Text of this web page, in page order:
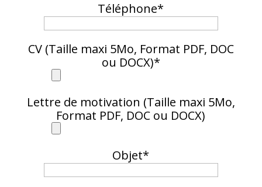
Téléphone*
CV (Taille maxi 5Mo, Format PDF, DOC
ou DOCX)*
Lettre de motivation (Taille maxi 5Mo,
Format PDF, DOC ou DOCX)
Objet*